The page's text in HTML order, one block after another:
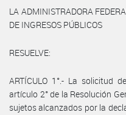
LA ADMINISTRADORA
DE INGRESOS PÚBLICOS
RESUELVE:
ARTÍCULO 1°.- La solicitud
artículo 2° de la Resolución
sujetos alcanzados por la